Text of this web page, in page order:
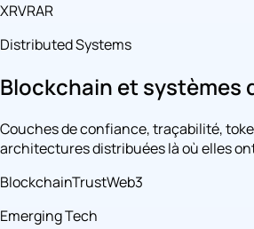
XRVRAR
Distributed Systems
Blockchain et systèmes
Couches de confiance, traçabilité,
architectures distribuées là où elles
BlockchainTrustWeb3
Emerging Tech